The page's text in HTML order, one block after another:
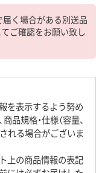
く場合がある別送品
ご確認をお願い致し
を表示するよう努め
品規格・仕様（容量、
れる場合がございま
上の商品情報の表記